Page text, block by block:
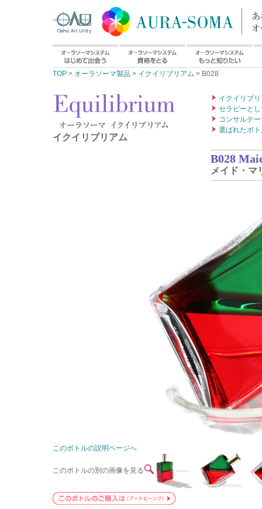
TOP > オーラソーマ製品 > イクイリブリアム > B028
イクイリブリアム
イクイリブ
セラピーと
コンサルテ
選ばれたボ
B028
メイド・マ
このボトルの説明ページへ
このボトルの別の画像を見る